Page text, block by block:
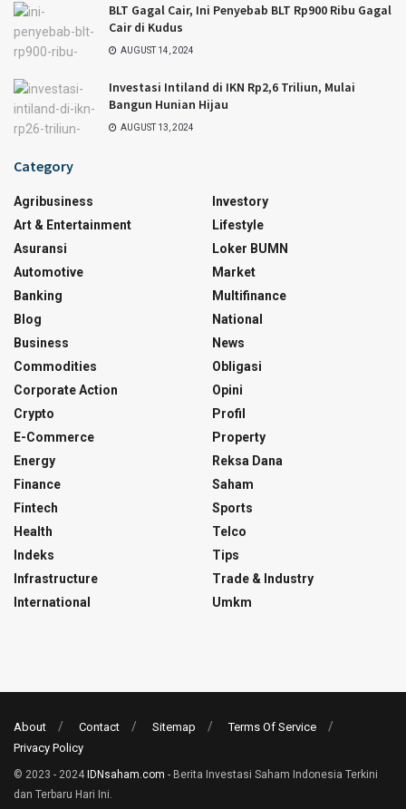
BLT Gagal Cair, Ini Penyebab BLT Rp900 Ribu Gagal
Cair di Kudus
AUGUST 14, 2024
Investasi Intiland di IKN Rp2,6 Triliun, Mulai
Bangun Hunian Hijau
AUGUST 13, 2024
Category
Agribusiness
Art & Entertainment
Asuransi
Automotive
Banking
Blog
Business
Commodities
Corporate Action
Crypto
E-Commerce
Energy
Finance
Fintech
Health
Indeks
Infrastructure
International
Investory
Lifestyle
Loker BUMN
Market
Multifinance
National
News
Obligasi
Opini
Profil
Property
Reksa Dana
Saham
Sports
Telco
Tips
Trade & Industry
Umkm
About Contact Sitemap
Terms Of Service
Privacy Policy
© 2023 - 2024 IDNsaham.com - Berita Investasi Saham Indonesia Terkini
dan Terbaru Hari Ini.